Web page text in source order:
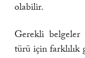
olabilir.
Gerekli
türü için